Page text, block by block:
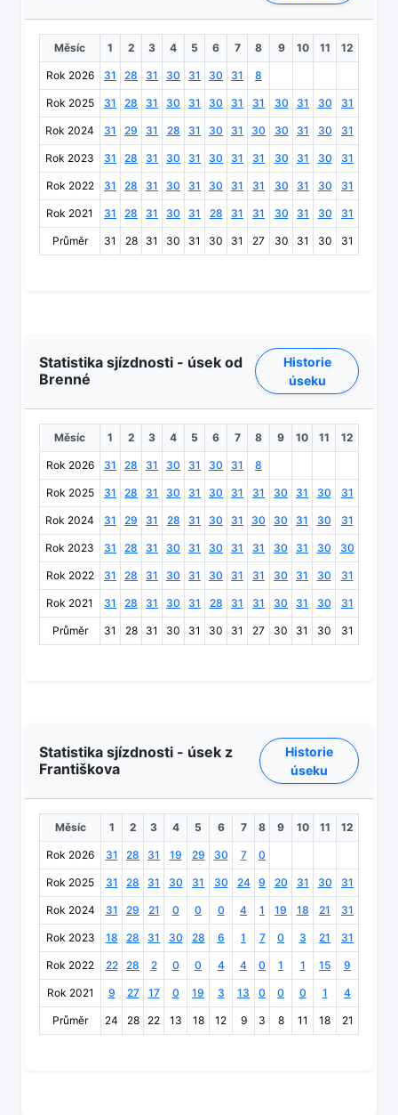
Měsíc 1 2 3 4 5 6 7 8 9 10 11 12
Rok 2026 31 28 31 30 31 30 31 8
Rok 2025 31 28 31 30 31 30 31 31 30 31 30 31
Rok 2024 31 29 31 28 31 30 31 30 30 31 30 31
Rok 2023 31 28 31 30 31 30 31 31 30 31 30 31
Rok 2022 31 28 31 30 31 30 31 31 30 31 30 31
Rok 2021 31 28 31 30 31 28 31 31 30 31 30 31
Průměr 31 28 31 30 31 30 31 27 30 31 30 31
Statistika sjízdnosti - úsek od
Brenné
Historie
úseku
Měsíc 1 2 3 4 5 6 7 8 9 10 11 12
Rok 2026 31 28 31 30 31 30 31 8
Rok 2025 31 28 31 30 31 30 31 31 30 31 30 31
Rok 2024 31 29 31 28 31 30 31 30 30 31 30 31
Rok 2023 31 28 31 30 31 30 31 31 30 31 30 30
Rok 2022 31 28 31 30 31 30 31 31 30 31 30 31
Rok 2021 31 28 31 30 31 28 31 31 30 31 30 31
Průměr 31 28 31 30 31 30 31 27 30 31 30 31
Statistika sjízdnosti - úsek z
Františkova
Historie
úseku
Měsíc 1 2 3 4 5 6 7 8 9 10 11 12
Rok 2026 31 28 31 19 29 30 7 0
Rok 2025 31 28 31 30 31 30 24 9 20 31 30 31
Rok 2024 31 29 21 0 0 0 4 1 19 18 21 31
Rok 2023 18 28 31 30 28 6 1 7 0 3 21 31
Rok 2022 22 28 2 0 0 4 4 0 1 1 15 9
Rok 2021 9 27 17 0 19 3 13 0 0 0 1 4
Průměr 24 28 22 13 18 12 9 3 8 11 18 21